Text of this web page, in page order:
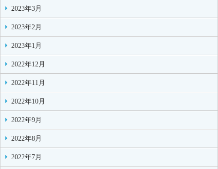
2023年3月
2023年2月
2023年1月
2022年12月
2022年11月
2022年10月
2022年9月
2022年8月
2022年7月